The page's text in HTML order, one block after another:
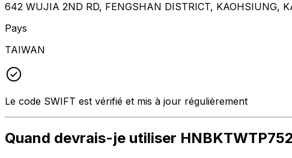
642 WUJIA 2ND RD, FENGSHAN DISTRICT, KAOHSIUNG,
Pays
TAIWAN
Le code SWIFT est vérifié et mis à jour régulièrement
Quand devrais-je utiliser